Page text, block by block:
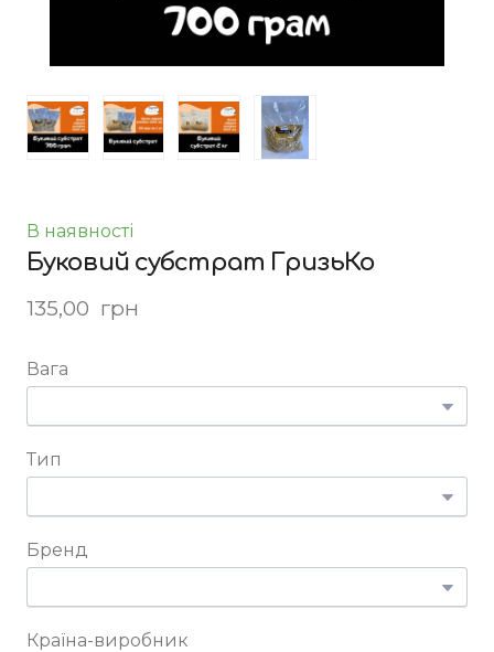
В наявності
Буковий субстрат ГризьКо
135,00  грн
Вага
Тип
Бренд
Країна-виробник